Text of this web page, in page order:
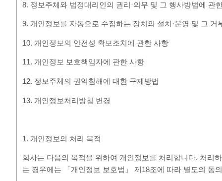
8. 정보주체와 법정대리인의 권리·의무 및 그 행사방법에 관
9. 개인정보를 자동으로 수집하는 장치의 설치·운영 및 그 거
10. 개인정보의 안전성 확보조치에 관한 사항
11. 개인정보 보호책임자에 관한 사항
12. 정보주체의 권익침해에 대한 구제방법
13. 개인정보처리방침 변경
1. 개인정보의 처리 목적
회사는 다음의 목적을 위하여 개인정보를 처리합니다. 처리
는 경우에는 「개인정보 보호법」 제18조에 따라 별도의 동